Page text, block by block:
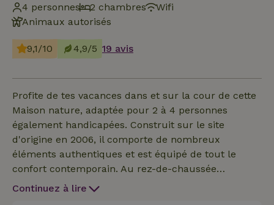
4 personnes
2 chambres
Wifi
Animaux autorisés
9,1/10 4,9/5 19 avis
Profite de tes vacances dans et sur la cour de cette
Maison nature, adaptée pour 2 à 4 personnes
également handicapées. Construit sur le site
d'origine en 2006, il comporte de nombreux
éléments authentiques et est équipé de tout le
confort contemporain. Au rez-de-chaussée
cuisine/chambre avec chauffage au sol est un hall,
Continuez à lire